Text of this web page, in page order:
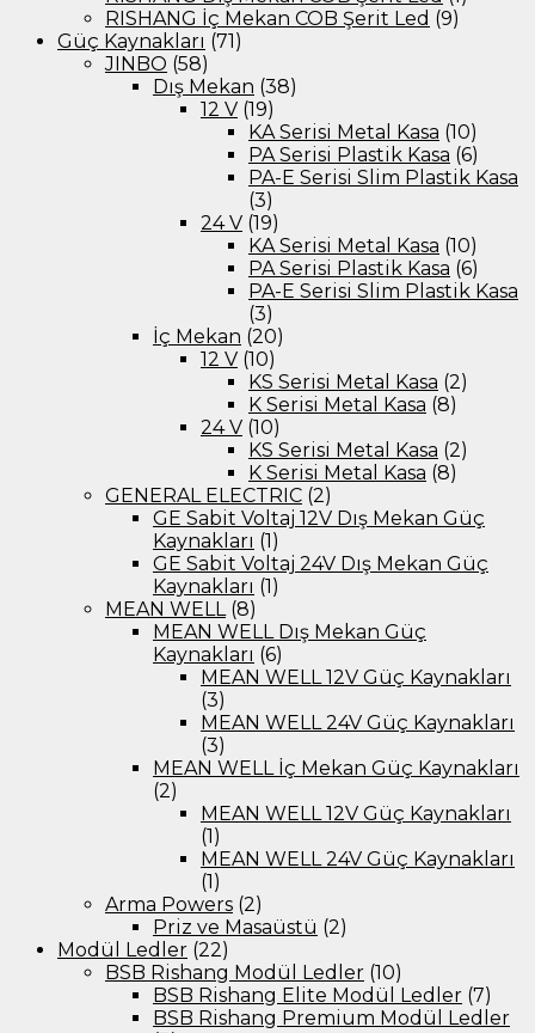
RISHANG İç Mekan COB Şerit Led (9)
Güç Kaynakları (71)
JINBO (58)
Dış Mekan (38)
12 V (19)
KA Serisi Metal Kasa (10)
PA Serisi Plastik Kasa (6)
PA-E Serisi Slim Plastik Kasa
(3)
24 V (19)
KA Serisi Metal Kasa (10)
PA Serisi Plastik Kasa (6)
PA-E Serisi Slim Plastik Kasa
(3)
İç Mekan (20)
12 V (10)
KS Serisi Metal Kasa (2)
K Serisi Metal Kasa (8)
24 V (10)
KS Serisi Metal Kasa (2)
K Serisi Metal Kasa (8)
GENERAL ELECTRIC (2)
GE Sabit Voltaj 12V Dış Mekan Güç
Kaynakları (1)
GE Sabit Voltaj 24V Dış Mekan Güç
Kaynakları (1)
MEAN WELL (8)
MEAN WELL Dış Mekan Güç
Kaynakları (6)
MEAN WELL 12V Güç Kaynakları
(3)
MEAN WELL 24V Güç Kaynakları
(3)
MEAN WELL İç Mekan Güç Kaynakları
(2)
MEAN WELL 12V Güç Kaynakları
(1)
MEAN WELL 24V Güç Kaynakları
(1)
Arma Powers (2)
Priz ve Masaüstü (2)
Modül Ledler (22)
BSB Rishang Modül Ledler (10)
BSB Rishang Elite Modül Ledler (7)
BSB Rishang Premium Modül Ledler